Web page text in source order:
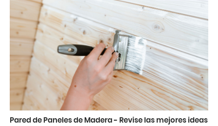
Pared de Paneles de Madera - Revise las mejores ideas